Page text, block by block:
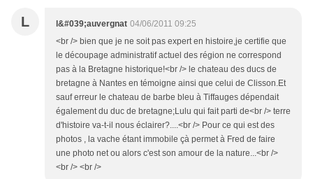
L l&#039;auvergnat 04/06/2011 09:25
<br /> bien que je ne soit pas expert en histoire,je certifie que
le découpage administratif actuel des région ne correspond
pas à la Bretagne historique!<br /> le chateau des ducs de
bretagne à Nantes en témoigne ainsi que celui de Clisson.Et
sauf erreur le chateau de barbe bleu à Tiffauges dépendait
également du duc de bretagne;Lulu qui fait parti de<br /> terre
d'histoire va-t-il nous éclairer?....<br /> Pour ce qui est des
photos , la vache étant immobile çà permet à Fred de faire
une photo net ou alors c'est son amour de la nature...<br />
<br /> <br />